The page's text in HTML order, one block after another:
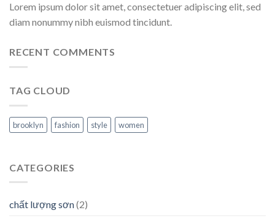
Lorem ipsum dolor sit amet, consectetuer adipiscing elit, sed
diam nonummy nibh euismod tincidunt.
RECENT COMMENTS
TAG CLOUD
brooklyn fashion style women
CATEGORIES
chất lượng sơn(2)